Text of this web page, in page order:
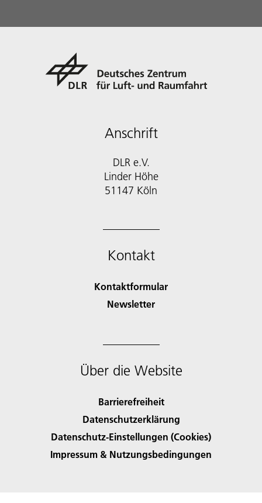
Anschrift
DLR e.V.
Linder Höhe
51147 Köln
Kontakt
Kontaktformular
Newsletter
Über die Website
Barrierefreiheit
Datenschutzerklärung
Datenschutz-Einstellungen (Cookies)
Impressum & Nutzungsbedingungen